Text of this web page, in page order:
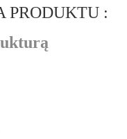
PRODUKTU :